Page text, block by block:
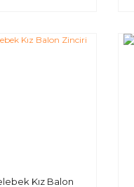
Kız Balon